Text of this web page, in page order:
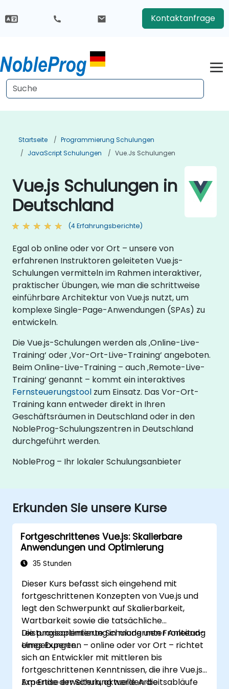
Kontaktanfrage
Startseite
Programmierung Schulungen
JavaScript Schulungen
Vue.js Schulungen
Vue.js Schulungen in
Deutschland
(4 Erfahrungsberichte)
Egal ob online oder vor Ort – unsere von
erfahrenen Instruktoren geleiteten Vue.js-
Schulungen vermitteln im Rahmen interaktiver,
praktischer Übungen, wie man die schrittweise
einführbare Architektur von Vue.js nutzt, um
komplexe Single-Page-Anwendungen (SPAs) zu
entwickeln.
Die Vue.js-Schulungen werden als ‚Online-Live-
Training‘ oder ‚Vor-Ort-Live-Training‘ angeboten.
Beim Online-Live-Training – auch ‚Remote-Live-
Training‘ genannt – kommt ein interaktives
Fernsteuerungstool zum Einsatz. Das Vor-Ort-
Training kann entweder direkt in Ihren
Geschäftsräumen in Deutschland oder in den
NobleProg-Schulungszentren in Deutschland
durchgeführt werden.
NobleProg – Ihr lokaler Schulungsanbieter
Erkunden Sie unsere Kurse
Fortgeschrittenes Vue.js: Skalierbare
Anwendungen und Optimierung
35 Stunden
Dieser Kurs befasst sich eingehend mit
fortgeschrittenen Konzepten von Vue.js und
legt den Schwerpunkt auf Skalierbarkeit,
Wartbarkeit sowie die tatsächliche
Leistungsoptimierung in modernen Frontend-
Umgebungen.
Die praxisorientierte Schulung unter Anleitung
eines Experten – online oder vor Ort – richtet
sich an Entwickler mit mittleren bis
fortgeschrittenen Kenntnissen, die ihre Vue.js-
Expertise erweitern, aktuelle Arbeitsabläufe
Am Ende der Schulung werden die